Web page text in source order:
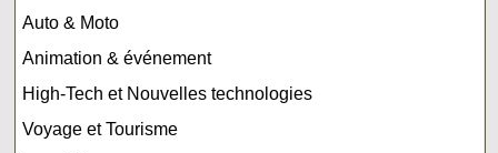
Auto & Moto
Animation & événement
High-Tech et Nouvelles technologies
Voyage et Tourisme